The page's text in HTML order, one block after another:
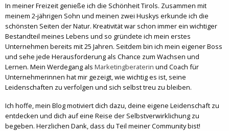
In meiner Freizeit genieße ich die Schönheit Tirols. Zusammen mit
meinem 2-jährigen Sohn und meinen zwei Huskys erkunde ich die
schönsten Seiten der Natur. Kreativität war schon immer ein wichtiger
Bestandteil meines Lebens und so gründete ich mein erstes
Unternehmen bereits mit 25 Jahren. Seitdem bin ich mein eigener Boss
und sehe jede Herausforderung als Chance zum Wachsen und
Lernen. Mein Werdegang als Marketingberaterin und Coach für
Unternehmerinnen hat mir gezeigt, wie wichtig es ist, seine
Leidenschaften zu verfolgen und sich selbst treu zu bleiben.
Ich hoffe, mein Blog motiviert dich dazu, deine eigene Leidenschaft zu
entdecken und dich auf eine Reise der Selbstverwirklichung zu
begeben. Herzlichen Dank, dass du Teil meiner Community bist!